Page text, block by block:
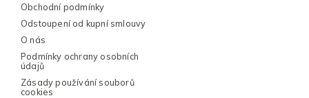
Obchodní podmínky
Odstoupení od kupní smlouvy
O nás
Podmínky ochrany osobních
údajů
Zásady používání souborů
cookies